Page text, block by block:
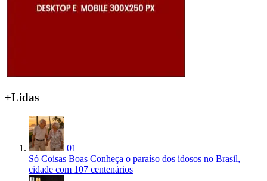
+Lidas
01
Só Coisas Boas Conheça o paraíso dos idosos no Brasil,
cidade com 107 centenários